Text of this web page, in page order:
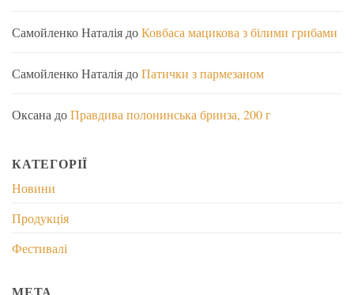
Самойленко Наталія доКовбаса мацикова з білими грибами
Самойленко Наталія доПатички з пармезаном
Оксана доПравдива полонинська бринза, 200 г
КАТЕГОРІЇ
Новини
Продукція
Фестивалі
МЕТА